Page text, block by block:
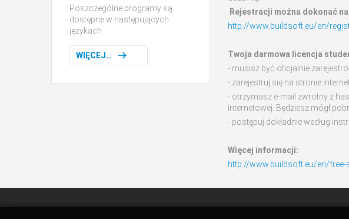
Rejestracji można dokonać
http://www.buildsoft.eu/en/
Twoja darmowa licencja
- musisz być oficjalnie
- zarejestruj się na stronie
- otrzymasz e-mail zwrotny z
internetowej. Będziesz mógł
- postępuj dokładnie według
Więcej informacji:
http://www.buildsoft.eu/en/
Poszczególne programy są
dostępne w następujących
językach:
WIĘCEJ…